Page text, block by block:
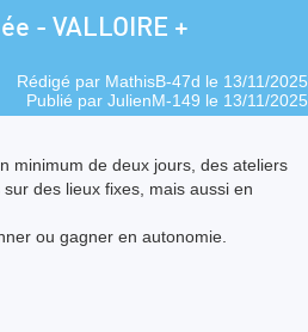
- VALLOIRE +
Rédigé par MathisB-47d le 13/11/2025
Publié par JulienM-149 le 13/11/2025
minimum de deux jours, des ateliers
des lieux fixes, mais aussi en
ou gagner en autonomie.